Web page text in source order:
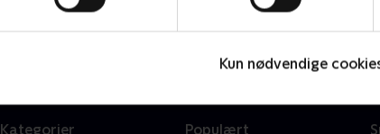
Kun nødvendige
Star Wars: Visions Presents - The Ninth Jedi
Kategorier Populært